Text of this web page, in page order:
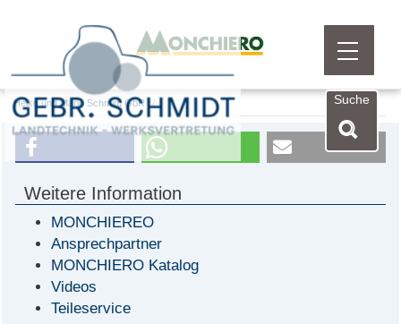
Menü
Suche
Heiko und Mario Schmidt GbR
Weitere Information
MONCHIEREO
Ansprechpartner
MONCHIERO Katalog
Videos
Teileservice